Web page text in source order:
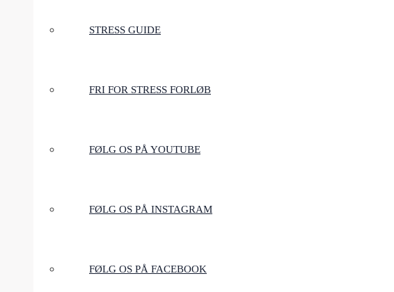
STRESS GUIDE
FRI FOR STRESS FORLØB
FØLG OS PÅ YOUTUBE
FØLG OS PÅ INSTAGRAM
FØLG OS PÅ FACEBOOK